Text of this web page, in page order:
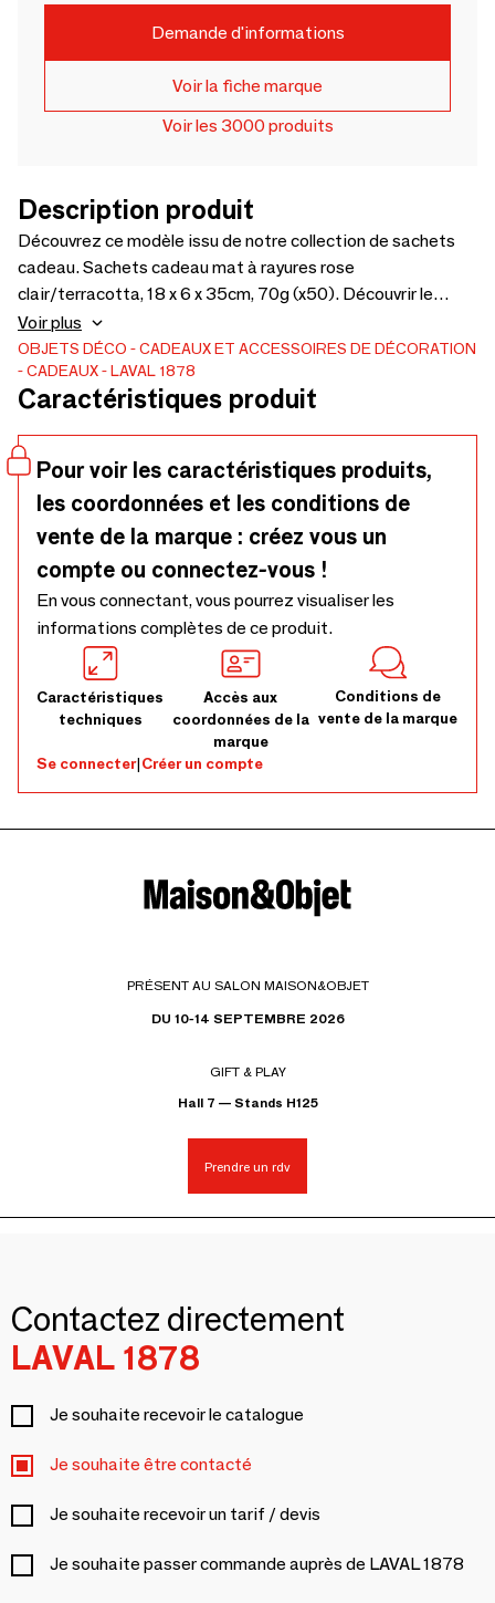
Demande d'informations
Voir la fiche marque
Voir les 3000 produits
Description produit
Découvrez ce modèle issu de notre collection de sachets
cadeau. Sachets cadeau mat à rayures rose
clair/terracotta, 18 x 6 x 35cm, 70g (x50). Découvrir le
produit
Voir plus
OBJETS DÉCO
CADEAUX ET ACCESSOIRES DE DÉCORATION
CADEAUX
LAVAL 1878
Caractéristiques produit
Pour voir les caractéristiques produits,
les coordonnées et les conditions de
vente de la marque : créez vous un
compte ou connectez-vous !
En vous connectant, vous pourrez visualiser les
informations complètes de ce produit.
Caractéristiques
techniques
Accès aux
coordonnées de la
marque
Conditions de
vente de la marque
Se connecter|Créer un compte
PRÉSENT AU SALON MAISON&OBJET
DU 10-14 SEPTEMBRE 2026
GIFT & PLAY
Hall 7 — Stands H125
Prendre un rdv
Contactez directement
LAVAL 1878
Je souhaite recevoir le catalogue
Je souhaite être contacté
Je souhaite recevoir un tarif / devis
Je souhaite passer commande auprès de LAVAL 1878